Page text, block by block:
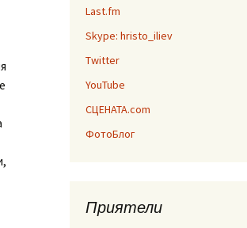
Last.fm
Skype: hristo_iliev
Twitter
YouTube
СЦЕНАТА.com
ФотоБлог
Приятели